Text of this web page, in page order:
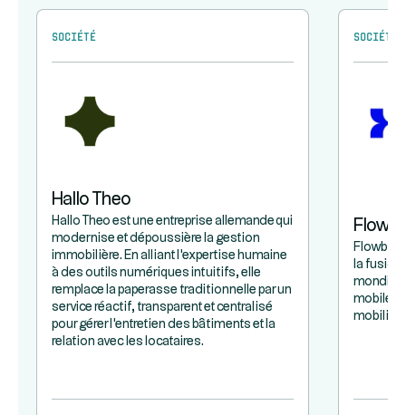
Société
Hallo Theo
Hallo Theo est une entreprise allemande qui
modernise et dépoussière la gestion
immobilière. En alliant l'expertise humaine
à des outils numériques intuitifs, elle
remplace la paperasse traditionnelle par un
service réactif, transparent et centralisé
pour gérer l'entretien des bâtiments et la
relation avec les locataires.
Société
Flowbird
la fusion
mobile
mobilité